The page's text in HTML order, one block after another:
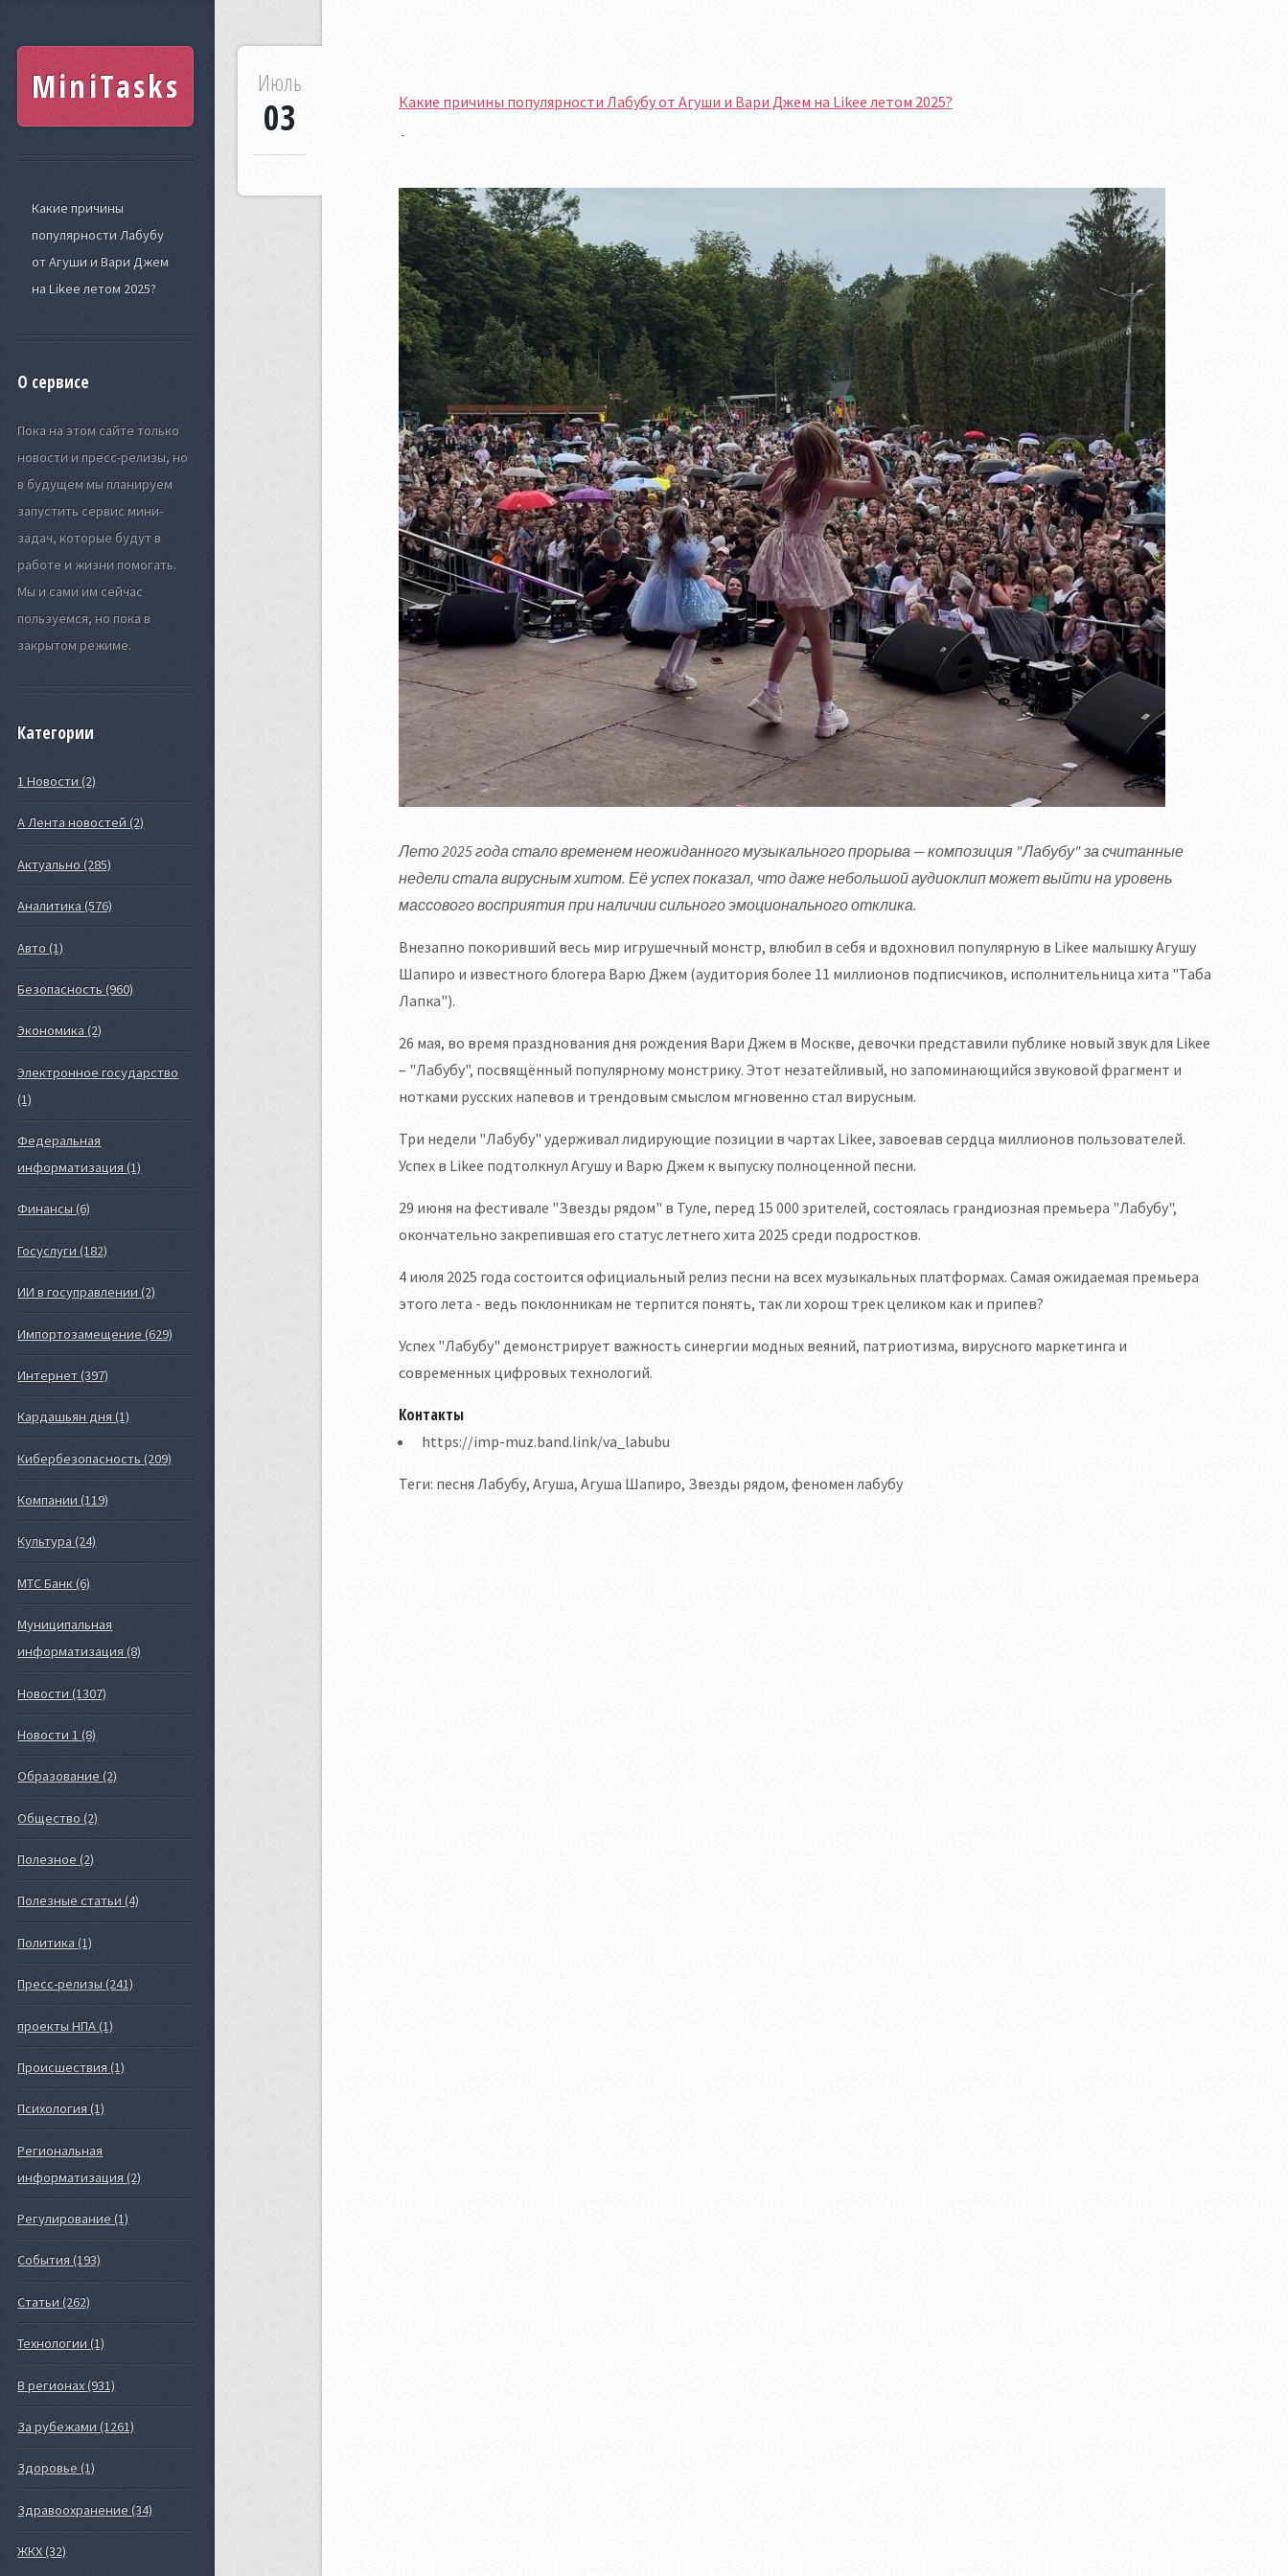
MiniTasks
Какие причины
популярности Лабубу
от Агуши и Вари Джем
на Likee летом 2025?
О сервисе
Пока на этом сайте только
новости и пресс-релизы, но
в будущем мы планируем
запустить сервис мини-
задач, которые будут в
работе и жизни помогать.
Мы и сами им сейчас
пользуемся, но пока в
закрытом режиме.
Категории
1 Новости (2)
А Лента новостей (2)
Актуально (285)
Аналитика (576)
Авто (1)
Безопасность (960)
Экономика (2)
Электронное государство
(1)
Федеральная
информатизация (1)
Финансы (6)
Госуслуги (182)
ИИ в госуправлении (2)
Импортозамещение (629)
Интернет (397)
Кардашьян дня (1)
Кибербезопасность (209)
Компании (119)
Культура (24)
МТС Банк (6)
Муниципальная
информатизация (8)
Новости (1307)
Новости 1 (8)
Образование (2)
Общество (2)
Полезное (2)
Полезные статьи (4)
Политика (1)
Пресс-релизы (241)
проекты НПА (1)
Происшествия (1)
Психология (1)
Региональная
информатизация (2)
Регулирование (1)
События (193)
Статьи (262)
Технологии (1)
В регионах (931)
За рубежами (1261)
Здоровье (1)
Здравоохранение (34)
ЖКХ (32)
Какие причины популярности Лабубу от Агуши и Вари Джем на Likee летом 2025?
Июль
03
Лето 2025 года стало временем неожиданного музыкального прорыва — композиция "Лабубу" за считанные
недели стала вирусным хитом. Её успех показал, что даже небольшой аудиоклип может выйти на уровень
массового восприятия при наличии сильного эмоционального отклика.
Внезапно покоривший весь мир игрушечный монстр, влюбил в себя и вдохновил популярную в Likee малышку Агушу
Шапиро и известного блогера Варю Джем (аудитория более 11 миллионов подписчиков, исполнительница хита "Таба
Лапка").
26 мая, во время празднования дня рождения Вари Джем в Москве, девочки представили публике новый звук для Likee
– "Лабубу", посвящённый популярному монстрику. Этот незатейливый, но запоминающийся звуковой фрагмент и
нотками русских напевов и трендовым смыслом мгновенно стал вирусным.
Три недели "Лабубу" удерживал лидирующие позиции в чартах Likee, завоевав сердца миллионов пользователей.
Успех в Likee подтолкнул Агушу и Варю Джем к выпуску полноценной песни.
29 июня на фестивале "Звезды рядом" в Туле, перед 15 000 зрителей, состоялась грандиозная премьера "Лабубу",
окончательно закрепившая его статус летнего хита 2025 среди подростков.
4 июля 2025 года состоится официальный релиз песни на всех музыкальных платформах. Самая ожидаемая премьера
этого лета - ведь поклонникам не терпится понять, так ли хорош трек целиком как и припев?
Успех "Лабубу" демонстрирует важность синергии модных веяний, патриотизма, вирусного маркетинга и
современных цифровых технологий.
Контакты
https://imp-muz.band.link/va_labubu
Теги: песня Лабубу, Агуша, Агуша Шапиро, Звезды рядом, феномен лабубу